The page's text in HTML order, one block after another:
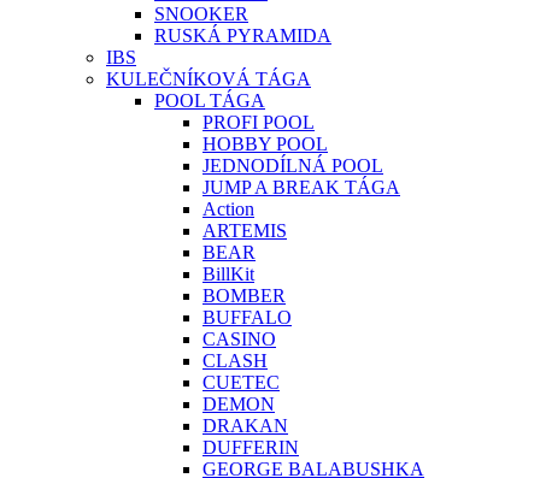
SNOOKER
RUSKÁ PYRAMIDA
IBS
KULEČNÍKOVÁ TÁGA
POOL TÁGA
PROFI POOL
HOBBY POOL
JEDNODÍLNÁ POOL
JUMP A BREAK TÁGA
Action
ARTEMIS
BEAR
BillKit
BOMBER
BUFFALO
CASINO
CLASH
CUETEC
DEMON
DRAKAN
DUFFERIN
GEORGE BALABUSHKA